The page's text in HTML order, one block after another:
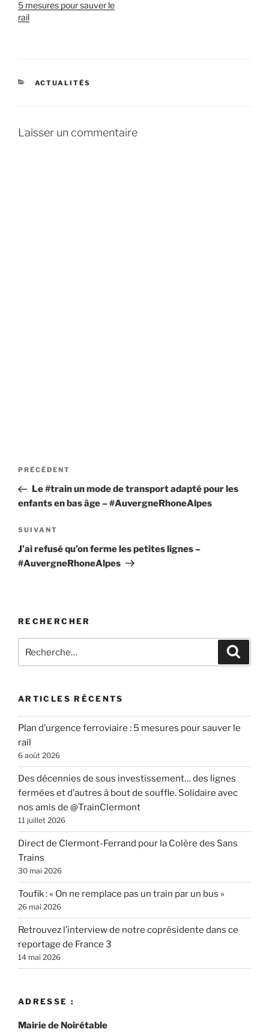
5 mesures pour sauver le
rail
CATÉGORIES
ACTUALITÉS
Laisser un commentaire
Navigation
l’article
Article
précédent
PRÉCÉDENT
Le #train un mode de transport adapté pour les
enfants en bas âge – #AuvergneRhoneAlpes
Article
suivant
SUIVANT
J’ai refusé qu’on ferme les petites lignes –
#AuvergneRhoneAlpes
RECHERCHER
pour
ARTICLES RÉCENTS
Plan d’urgence ferroviaire : 5 mesures pour sauver le
rail
6 août 2026
Des décennies de sous investissement… des lignes
fermées et d’autres à bout de souffle. Solidaire avec
nos amis de @TrainClermont
11 juillet 2026
Direct de Clermont-Ferrand pour la Colère des Sans
Trains
30 mai 2026
Toufik : « On ne remplace pas un train par un bus »
26 mai 2026
Retrouvez l’interview de notre coprésidente dans ce
reportage de France 3
14 mai 2026
ADRESSE :
Mairie de Noirétable